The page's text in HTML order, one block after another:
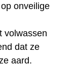
onveilige
volwassen
dat ze
aard.